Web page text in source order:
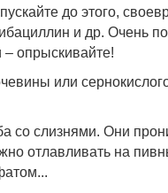
до этого,
и др. Очень
– опрыскивайте!
или
со слизнями. Они
отлавливать на